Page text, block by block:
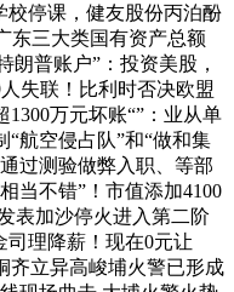
校停课，健友股份丙泊酚
东三大类国有资产总额
朗普账户”：投资美股，
失联！比利时否决欧盟
万元坏账“”：业从单
“航空侵占队”和“做和集
过测验做弊入职、等部
当不错”！市值添加4100
表加沙停火进入第二阶
司理降薪！现在0元让
齐立异高峻埔火警已形成